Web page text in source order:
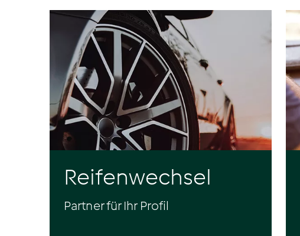
Reifenwechsel
Partner für Ihr Profil